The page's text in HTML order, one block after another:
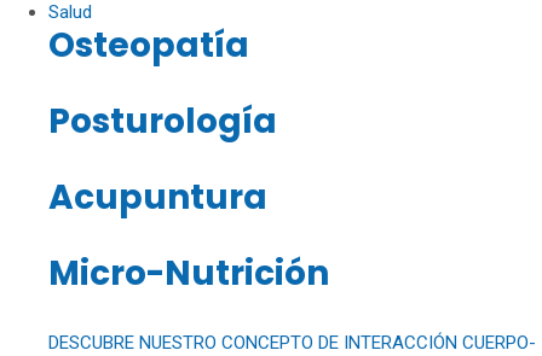
Salud
Osteopatía
Posturología
Acupuntura
Micro-Nutrición
DESCUBRE NUESTRO CONCEPTO DE INTERACCIÓN CUERPO-